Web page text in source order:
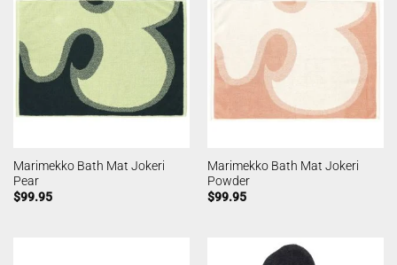
Marimekko Bath Mat Jokeri
Pear
$99.95
Marimekko Bath Mat Jokeri
Powder
$99.95